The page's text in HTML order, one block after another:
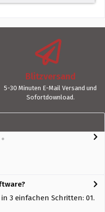
Blitzversand
5-30 Minuten E-Mail Versand und
Sofortdownload.
3 einfachen Schritten: 01.